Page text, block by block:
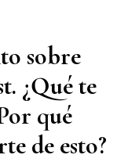
sobre
¿Qué te
qué
de esto?